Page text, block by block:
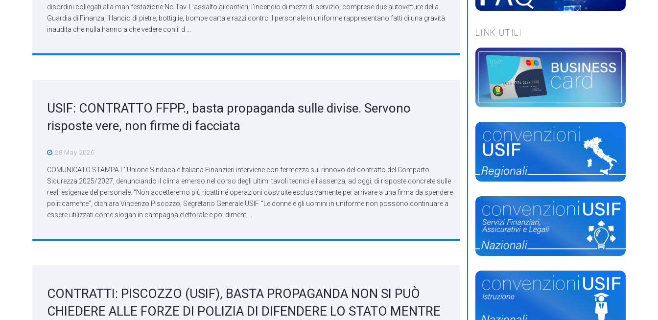
disordini collegati alla manifestazione No Tav. L’assalto ai cantieri, l’incendio di mezzi di servizio, comprese due autovetture della
Guardia di Finanza, il lancio di pietre, bottiglie, bombe carta e razzi contro il personale in uniforme rappresentano fatti di una gravità
inaudita che nulla hanno a che vedere con il d ...
USIF: CONTRATTO FFPP., basta propaganda sulle divise. Servono
risposte vere, non firme di facciata
28 May 2026
COMUNICATO STAMPA L’ Unione Sindacale Italiana Finanzieri interviene con fermezza sul rinnovo del contratto del Comparto
Sicurezza 2025/2027, denunciando il clima emerso nel corso degli ultimi tavoli tecnici e l’assenza, ad oggi, di risposte concrete sulle
reali esigenze del personale. “Non accetteremo più ricatti né operazioni costruite esclusivamente per arrivare a una firma da spendere
politicamente”, dichiara Vincenzo Piscozzo, Segretario Generale USIF. “Le donne e gli uomini in uniforme non possono continuare a
essere utilizzati come slogan in campagna elettorale e poi diment ...
CONTRATTI: PISCOZZO (USIF), BASTA PROPAGANDA NON SI PUÒ
CHIEDERE ALLE FORZE DI POLIZIA DI DIFENDERE LO STATO MENTRE
LINK UTILI